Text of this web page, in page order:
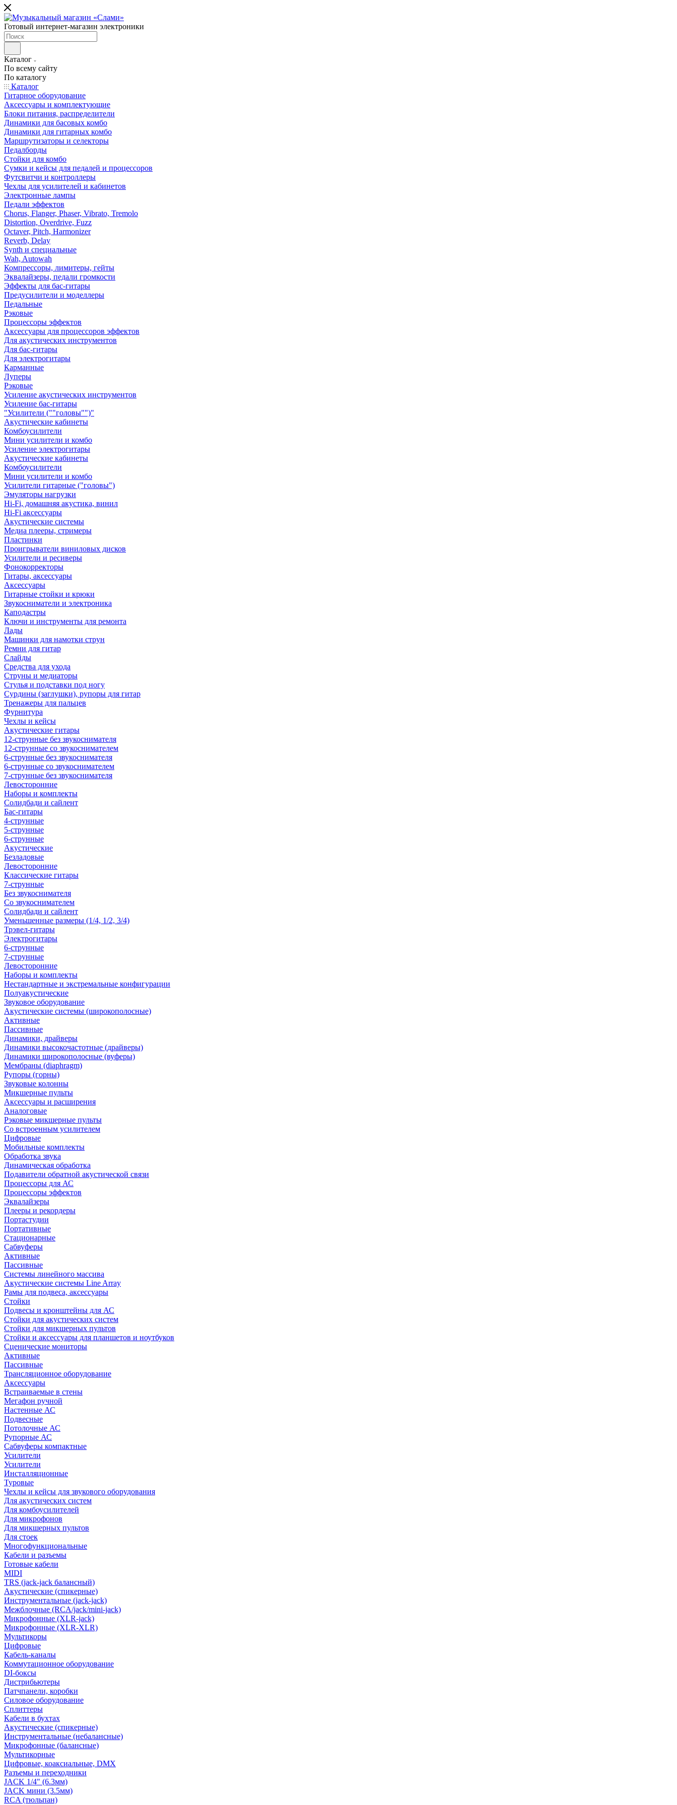
Готовый интернет-магазин электроники
Каталог
По всему сайту
По каталогу
Каталог
Гитарное оборудование
Аксессуары и комплектующие
Блоки питания, распределители
Динамики для басовых комбо
Динамики для гитарных комбо
Маршрутизаторы и селекторы
Педалборды
Стойки для комбо
Сумки и кейсы для педалей и процессоров
Футсвитчи и контроллеры
Чехлы для усилителей и кабинетов
Электронные лампы
Педали эффектов
Chorus, Flanger, Phaser, Vibrato, Tremolo
Distortion, Overdrive, Fuzz
Octaver, Pitch, Harmonizer
Reverb, Delay
Synth и специальные
Wah, Autowah
Компрессоры, лимитеры, гейты
Эквалайзеры, педали громкости
Эффекты для бас-гитары
Предусилители и моделлеры
Педальные
Рэковые
Процессоры эффектов
Аксессуары для процессоров эффектов
Для акустических инструментов
Для бас-гитары
Для электрогитары
Карманные
Луперы
Рэковые
Усиление акустических инструментов
Усиление бас-гитары
"Усилители (""головы"")"
Акустические кабинеты
Комбоусилители
Мини усилители и комбо
Усиление электрогитары
Акустические кабинеты
Комбоусилители
Мини усилители и комбо
Усилители гитарные ("головы")
Эмуляторы нагрузки
Hi-Fi, домашняя акустика, винил
Hi-Fi аксессуары
Акустические системы
Медиа плееры, стримеры
Пластинки
Проигрыватели виниловых дисков
Усилители и ресиверы
Фонокорректоры
Гитары, аксессуары
Аксессуары
Гитарные стойки и крюки
Звукосниматели и электроника
Каподастры
Ключи и инструменты для ремонта
Лады
Машинки для намотки струн
Ремни для гитар
Слайды
Средства для ухода
Струны и медиаторы
Стулья и подставки под ногу
Сурдины (заглушки), рупоры для гитар
Тренажеры для пальцев
Фурнитура
Чехлы и кейсы
Акустические гитары
12-струнные без звукоснимателя
12-струнные со звукоснимателем
6-струнные без звукоснимателя
6-струнные со звукоснимателем
7-струнные без звукоснимателя
Левосторонние
Наборы и комплекты
Солидбади и сайлент
Бас-гитары
4-струнные
5-струнные
6-струнные
Акустические
Безладовые
Левосторонние
Классические гитары
7-струнные
Без звукоснимателя
Со звукоснимателем
Солидбади и сайлент
Уменьшенные размеры (1/4, 1/2, 3/4)
Трэвел-гитары
Электрогитары
6-струнные
7-струнные
Левосторонние
Наборы и комплекты
Нестандартные и экстремальные конфигурации
Полуакустические
Звуковое оборудование
Акустические системы (широкополосные)
Активные
Пассивные
Динамики, драйверы
Динамики высокочастотные (драйверы)
Динамики широкополосные (вуферы)
Мембраны (diaphragm)
Рупоры (горны)
Звуковые колонны
Микшерные пульты
Аксессуары и расширения
Аналоговые
Рэковые микшерные пульты
Со встроенным усилителем
Цифровые
Мобильные комплекты
Обработка звука
Динамическая обработка
Подавители обратной акустической связи
Процессоры для АС
Процессоры эффектов
Эквалайзеры
Плееры и рекордеры
Портастудии
Портативные
Стационарные
Сабвуферы
Активные
Пассивные
Системы линейного массива
Акустические системы Line Array
Рамы для подвеса, аксессуары
Стойки
Подвесы и кронштейны для АС
Стойки для акустических систем
Стойки для микшерных пультов
Стойки и аксессуары для планшетов и ноутбуков
Сценические мониторы
Активные
Пассивные
Трансляционное оборудование
Аксессуары
Встраиваемые в стены
Мегафон ручной
Настенные АС
Подвесные
Потолочные АС
Рупорные АС
Сабвуферы компактные
Усилители
Усилители
Инсталляционные
Туровые
Чехлы и кейсы для звукового оборудования
Для акустических систем
Для комбоусилителей
Для микрофонов
Для микшерных пультов
Для стоек
Многофункциональные
Кабели и разъемы
Готовые кабели
MIDI
TRS (jack-jack балансный)
Акустические (спикерные)
Инструментальные (jack-jack)
Межблочные (RCA/jack/mini-jack)
Микрофонные (XLR-jack)
Микрофонные (XLR-XLR)
Мультикоры
Цифровые
Кабель-каналы
Коммутационное оборудование
DI-боксы
Дистрибьютеры
Патчпанели, коробки
Силовое оборудование
Сплиттеры
Кабели в бухтах
Акустические (спикерные)
Инструментальные (небалансные)
Микрофонные (балансные)
Мультикорные
Цифровые, коаксиальные, DMX
Разъемы и переходники
JACK 1/4" (6.3мм)
JACK мини (3.5мм)
RCA (тюльпан)